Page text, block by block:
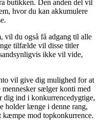
butikken. Den anden del vil
hvor du kan akkumulere
vil du også få adgang til alle
tilfælde vil disse titler
ikke vil vide,
vil give dig mulighed for at
sælger konti med
dig ind i konkurrencedygtige,
holder længe i denne rang,
kæmpe mod topkonkurrence.